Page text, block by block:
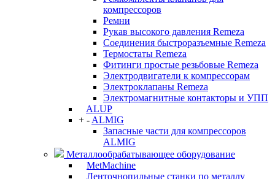
компрессоров
Ремни
Рукав высокого давления Remeza
Соединения быстроразъемные Remeza
Термостаты Remeza
Фитинги простые резьбовые Remeza
Электродвигатели к компрессорам
Электроклапаны Remeza
Электромагнитные контакторы и УПП
ALUP
+ - ALMIG
Запасные части для компрессоров
ALMIG
Металлообрабатывающее оборудование
MetMachine
Ленточнопильные станки по металлу